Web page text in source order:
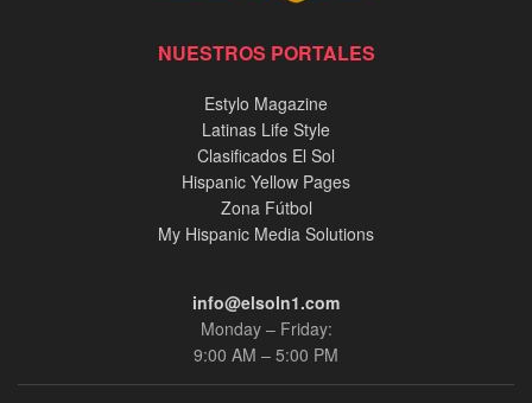
NUESTROS PORTALES
Estylo Magazine
Latinas Life Style
Clasificados El Sol
Hispanic Yellow Pages
Zona Fútbol
My Hispanic Media Solutions
info@elsoln1.com
Monday – Friday:
9:00 AM – 5:00 PM